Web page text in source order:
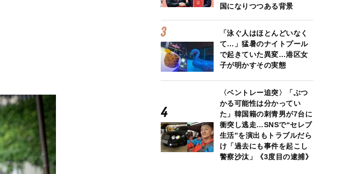
国になりつつある背景
「泳ぐ人はほとんどいなく
て…」猛暑のナイトプール
で起きていた異変…港区女
子が明かすその実態
〈ベントレー追突〉「ぶつ
かる可能性は分かってい
た」韓国籍の刺青男が7台に
衝突し逃走…SNSで“セレブ
生活”を演出もトラブルだら
け「過去にも事件を起こし
警察沙汰」《3度目の逮捕》